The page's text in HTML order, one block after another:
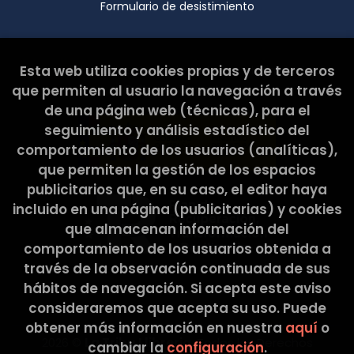
Formulario de desistimiento
Esta web ha sido subvencionada por el Ministerio de
Cultura y Deporte.
La Tribu Llibreria. Todos los Derechos
Esta web utiliza cookies propias y de terceros
que permiten al usuario la navegación a través
de una página web (técnicas), para el
seguimiento y análisis estadístico del
comportamiento de los usuarios (analíticas),
que permiten la gestión de los espacios
publicitarios que, en su caso, el editor haya
incluido en una página (publicitarias) y cookies
que almacenan información del
comportamiento de los usuarios obtenida a
través de la observación continuada de sus
hábitos de navegación. Si acepta este aviso
consideraremos que acepta su uso. Puede
obtener más información en nuestra aquí o
cambiar la configuración.